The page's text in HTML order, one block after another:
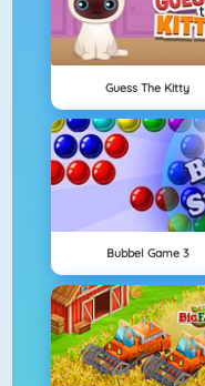
Guess The Kitty
Bubbel Game 3